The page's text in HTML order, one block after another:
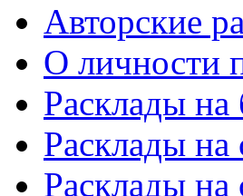
Авторские
О личности
Расклады на
Расклады на
Расклады на